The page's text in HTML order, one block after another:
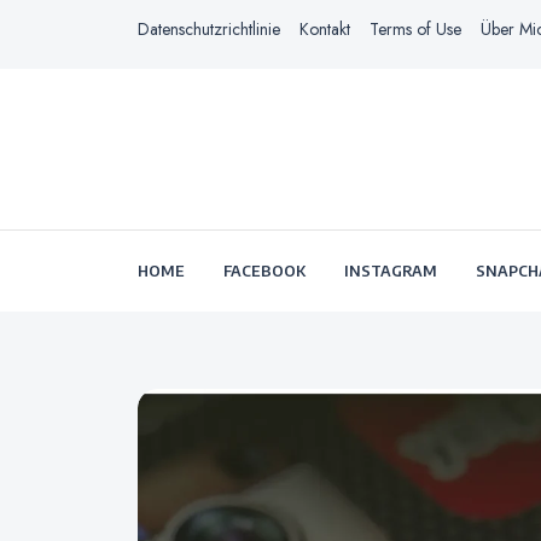
Datenschutzrichtlinie Kontakt Terms of Use Über
HOME FACEBOOK INSTAGRAM